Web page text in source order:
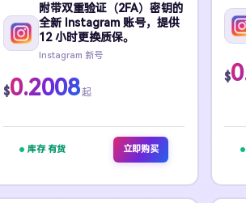
附带双重验证（2FA）密钥的
全新 Instagram 账号，提供
12 小时更换质保。
Instagram 新号
$0.2008起
库存 有货 立即购买
$